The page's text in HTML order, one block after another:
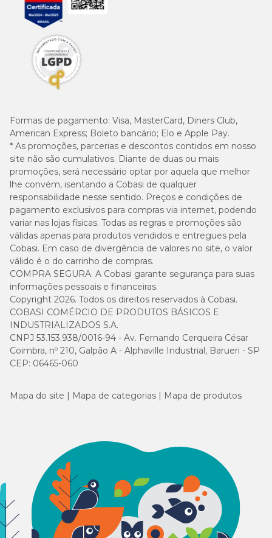
Formas de pagamento: Visa, MasterCard, Diners Club,
American Express; Boleto bancário; Elo e Apple Pay.
* As promoções, parcerias e descontos contidos em nosso
site não são cumulativos. Diante de duas ou mais
promoções, será necessário optar por aquela que melhor
lhe convém, isentando a Cobasi de qualquer
responsabilidade nesse sentido. Preços e condições de
pagamento exclusivos para compras via internet, podendo
variar nas lojas físicas. Todas as regras e promoções são
válidas apenas para produtos vendidos e entregues pela
Cobasi. Em caso de divergência de valores no site, o valor
válido é o do carrinho de compras.
COMPRA SEGURA. A Cobasi garante segurança para suas
informações pessoais e financeiras.
Copyright 2026. Todos os direitos reservados à Cobasi.
COBASI COMÉRCIO DE PRODUTOS BÁSICOS E
INDUSTRIALIZADOS S.A.
CNPJ 53.153.938/0016-94 - Av. Fernando Cerqueira César
Coimbra, nº 210, Galpão A - Alphaville Industrial, Barueri - SP
CEP: 06465-060
Mapa do site Mapa de categorias Mapa de produtos